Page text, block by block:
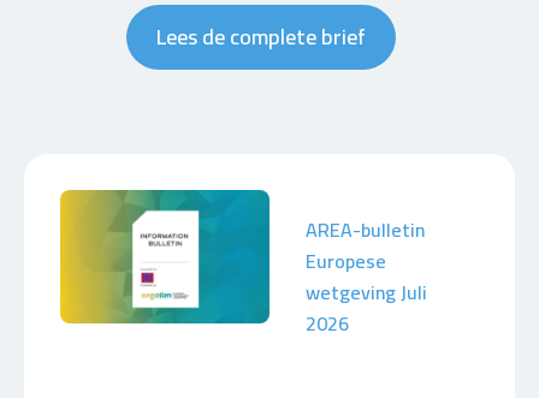
Lees de complete brief
AREA-bulletin
Europese
wetgeving Juli
2026